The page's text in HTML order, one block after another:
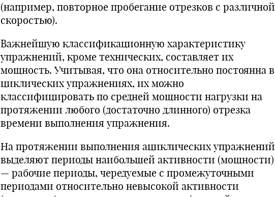
(например, повторное пробегание отрезков с различной
скоростью).
Важнейшую классификационную характеристику
упражнений, кроме технических, составляет их
мощность. Учитывая, что она относительно постоянна в
циклических упражнениях, их можно
классифицировать по средней мощности нагрузки на
про­тяжении любого (достаточно длинного) отрезка
времени выполне­ния упражнения.
На протяжении выполнения ациклических упражнений
выде­ляют периоды наибольшей активности (мощности)
— рабочие периоды, чередуемые с промежуточными
перио­дами относительно невысокой активности